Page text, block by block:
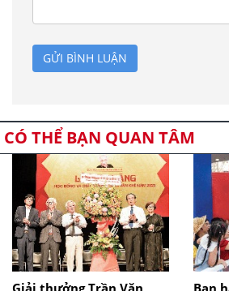
GỬI BÌNH LUẬN
CÓ THỂ BẠN QUAN TÂM
Giải thưởng Trần Văn
Ban